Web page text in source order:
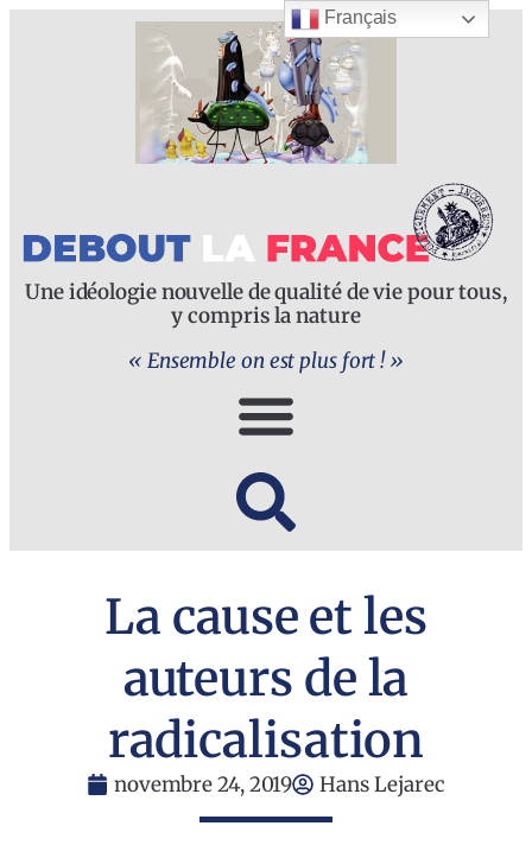
Une idéologie nouvelle de qualité de vie pour tous,
y compris la nature
« Ensemble on est plus fort ! »
La cause et les
auteurs de la
radicalisation
novembre 24, 2019 Hans Lejarec
Français